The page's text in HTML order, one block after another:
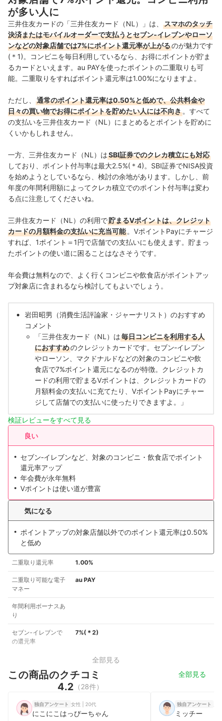
が多い人に
三井住友カードの「三井住友カード（NL）」は、
スマホのタッチ
決済またはモバイルオーダーで支払うとセブン‐イレブンやローソ
ンなどの対象店舗では7%にポイント還元率が上がるのが魅力です
(＊1)。コンビニを毎日利用しているなら、お得にポイントが貯ま
るカードといえます。au PAYを使ったポイントの二重取りも可
能。二重取りをすればポイント還元率は1.00%になりますよ。
ただし、
通常のポイント還元率は0.50%と低めで、公共料金や
日々の買い物でお得にポイントを貯めたい人には不向き。すべて
の支払いを三井住友カード（NL）にまとめるとポイントを貯めに
くいかもしれません。
一方、三井住友カード（NL）はSBI証券でのクレカ積立にも対応
しており、ポイント付与率は最大2.5%(＊4)。SBI証券でNISA投資
を始めようとしているなら、検討の余地があります。しかし、前
年度の年間利用額によってクレカ積立でのポイント付与率は変わ
る点に注意してくださいね。
三井住友カード（NL）の利用で貯まるVポイントは、クレジット
カードの月額料金の支払いに充当可能。VポイントPayにチャージ
すれば、1ポイント＝1円で店舗での支払いにも使えます。貯まっ
たポイントの使い道に困ることはなさそうです。
年会費は無料なので、よく行くコンビニや飲食店がポイントアッ
プ対象店に含まれるなら検討してもよいでしょう。
岩田昭男（消費生活評論家・ジャーナリスト）のおすすめ
コメント
「三井住友カード（NL）は毎日コンビニを利用する人
におすすめのクレジットカードです。セブン‐イレブン
やローソン、マクドナルドなどの対象のコンビニや飲
食店で7%ポイント還元になるのが特徴。クレジットカ
ードの利用で貯まるVポイントは、クレジットカードの
月額料金の支払いに充てたり、VポイントPayにチャー
ジして店舗での支払いに使ったりできますよ。」
検証レビューをすべて見る
良い
セブン‐イレブンなど、対象のコンビニ・飲食店でポイント
還元率アップ
年会費が永年無料
Vポイントは使い道が豊富
気になる
ポイントアップの対象店舗以外でのポイント還元率は0.50%
と低め
二重取り還元率 1.00%
二重取り可能な電子
マネー
au PAY
年間利用ボーナスあ
り
セブン-イレブンで
の還元率
7%(＊ 2)
全部見る
この商品のクチコミ 全部見る
4.2 （28件）
独自アンケート 女性 | 20代
にこにこはっぴーちゃん
独自アンケート
ミッチー